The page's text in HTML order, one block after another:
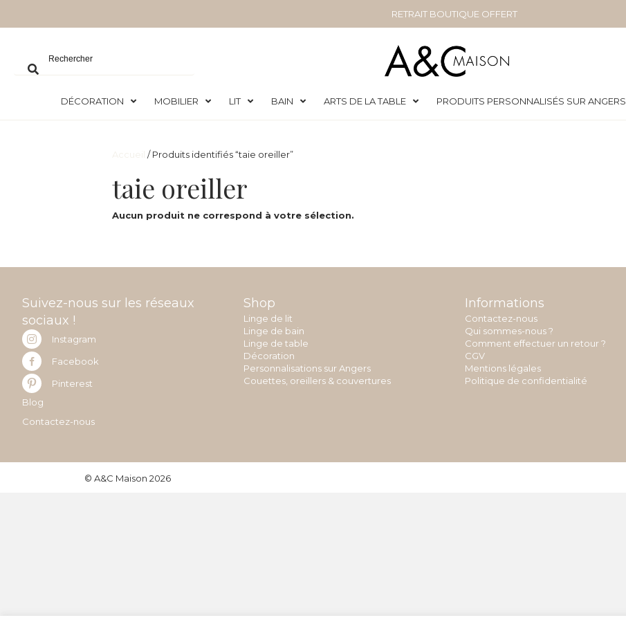
RETRAIT BOUTIQUE OFFERT
DÉCORATION MOBILIER LIT BAIN ARTS DE LA TABLE PRODUITS PERSONNALISÉS SUR ANGERS
/ Produits identifiés “taie oreiller”
taie oreiller
Aucun produit ne correspond à votre sélection.
Suivez-nous sur les réseaux
sociaux !
Instagram
Facebook
Pinterest
Blog
Contactez-nous
Shop
Linge de lit
Linge de bain
Linge de table
Décoration
Personnalisations sur Angers
Couettes, oreillers & couvertures
Informations
Contactez-nous
Qui sommes-nous ?
Comment effectuer un retour ?
CGV
Mentions légales
Politique de confidentialité
© A&C Maison 2026